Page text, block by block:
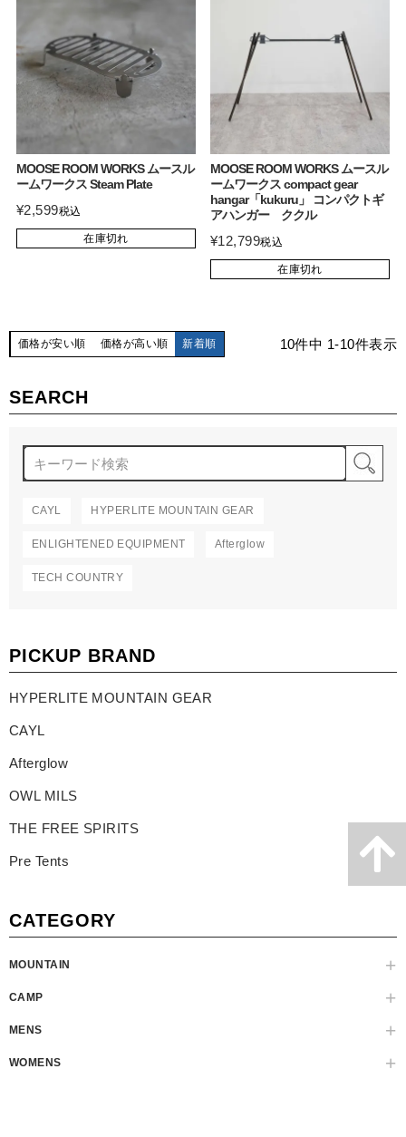
SEARCH
CAYL HYPERLITE MOUNTAIN GEAR
ENLIGHTENED EQUIPMENT Afterglow
TECH COUNTRY
PICKUP BRAND
HYPERLITE MOUNTAIN GEAR
CAYL
Afterglow
OWL MILS
THE FREE SPIRITS
Pre Tents
CATEGORY
MOUNTAIN
CAMP
MENS
WOMENS
MOOSE ROOM WORKS ムースル
ームワークス Steam Plate
¥2,599税込
在庫切れ
MOOSE ROOM WORKS ムースル
ームワークス compact gear
hangar「kukuru」 コンパクトギ
アハンガー ククル
¥12,799税込
在庫切れ
価格が安い順 価格が高い順 新着順 10件中 1-10件表示